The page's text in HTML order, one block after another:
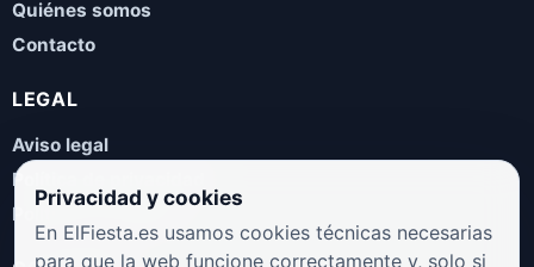
Quiénes somos
Contacto
LEGAL
Aviso legal
Política de privacidad
Política de cookies
Privacidad y cookies
En ElFiesta.es usamos cookies técnicas necesarias
para que la web funcione correctamente y, solo si